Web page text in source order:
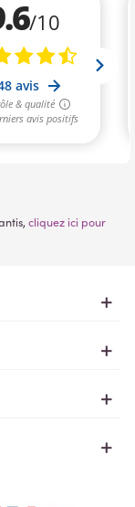
cliquez ici pour